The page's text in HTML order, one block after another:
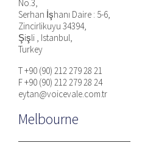
No.3,
Serhan İşhanı Daire : 5-6,
Zincirlikuyu 34394,
Şişli , Istanbul,
Turkey
T +90 (90) 212 279 28 21
F +90 (90) 212 279 28 24
eytan@voicevale.com.tr
Melbourne